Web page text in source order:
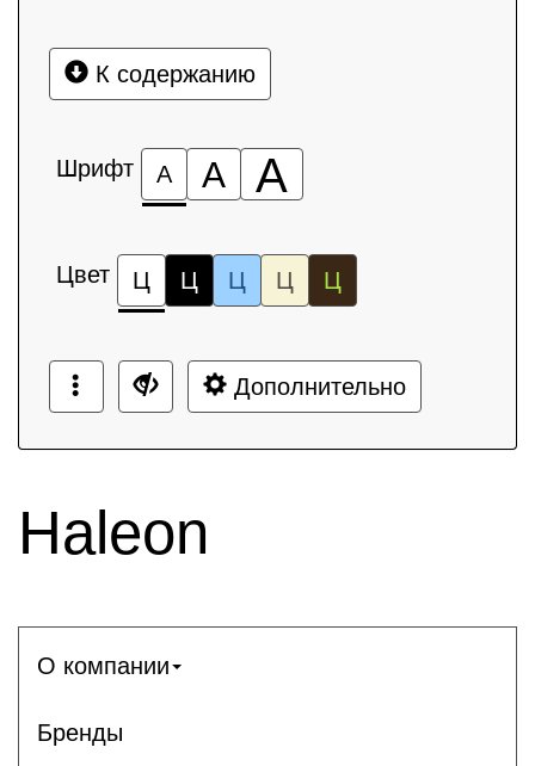
К содержанию
Шрифт А А А
Цвет Ц Ц Ц Ц Ц
Дополнительно
Haleon
О компании
Бренды